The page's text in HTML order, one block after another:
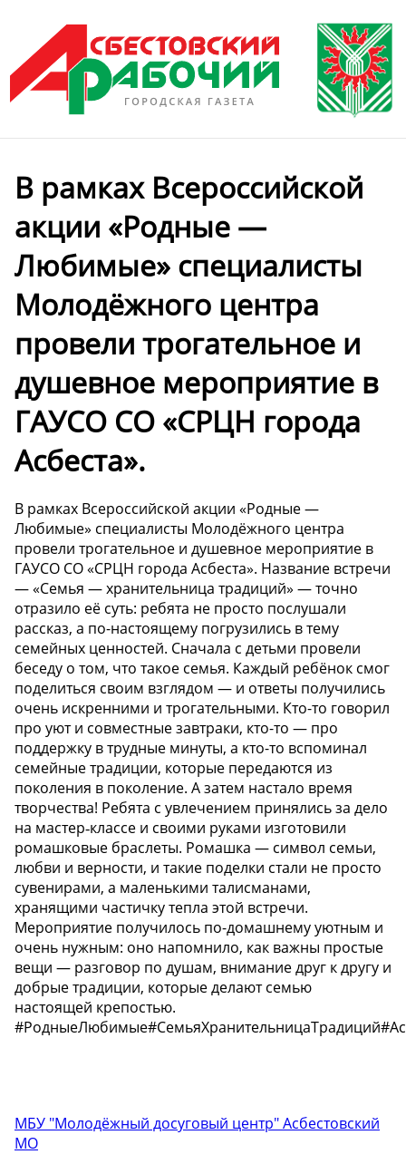
В рамках Всероссийской
акции «Родные —
Любимые» специалисты
Молодёжного центра
провели трогательное и
душевное мероприятие в
ГАУСО СО «СРЦН города
Асбеста».
В рамках Всероссийской акции «Родные —
Любимые» специалисты Молодёжного центра
провели трогательное и душевное мероприятие в
ГАУСО СО «СРЦН города Асбеста». Название встречи
— «Семья — хранительница традиций» — точно
отразило её суть: ребята не просто послушали
рассказ, а по-настоящему погрузились в тему
семейных ценностей. Сначала с детьми провели
беседу о том, что такое семья. Каждый ребёнок смог
поделиться своим взглядом — и ответы получились
очень искренними и трогательными. Кто-то говорил
про уют и совместные завтраки, кто-то — про
поддержку в трудные минуты, а кто-то вспоминал
семейные традиции, которые передаются из
поколения в поколение. А затем настало время
творчества! Ребята с увлечением принялись за дело
на мастер‑классе и своими руками изготовили
ромашковые браслеты. Ромашка — символ семьи,
любви и верности, и такие поделки стали не просто
сувенирами, а маленькими талисманами,
хранящими частичку тепла этой встречи.
Мероприятие получилось по-домашнему уютным и
очень нужным: оно напомнило, как важны простые
вещи — разговор по душам, внимание друг к другу и
добрые традиции, которые делают семью
настоящей крепостью.
МБУ "Молодёжный досуговый центр" Асбестовский
МО